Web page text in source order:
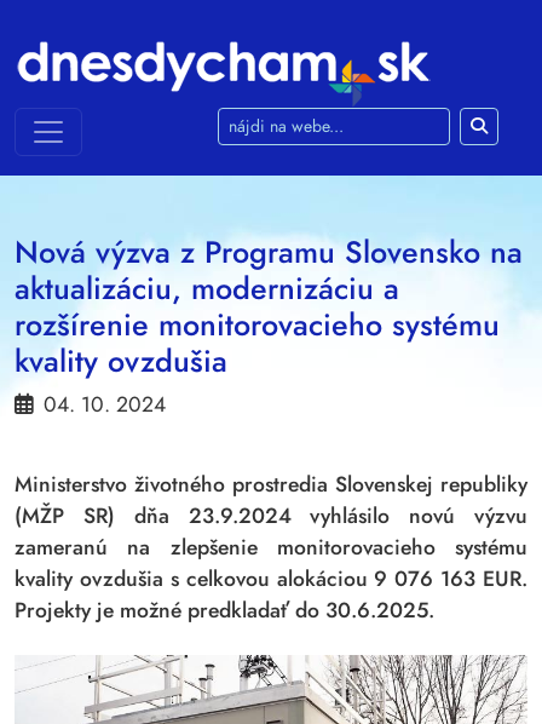
Používame cookies
Táto webová lokalita používa súbory cookie a
stránky,pre lepší zážitok na webe ,na meranie
vášho záujmu o naše produkty a služby a na
prispôsobenie marketingových interakcií
, na
zobrazovanie reklám ktoré sú pre vás
relevantnejšie.
Odmietam
Zmeniť moje nastavenia
Nová výzva z Programu Slovensko na
aktualizáciu, modernizáciu a
rozšírenie monitorovacieho systému
kvality ovzdušia
04. 10. 2024
Ministerstvo životného prostredia Slovenskej republiky
(MŽP SR) dňa 23.9.2024 vyhlásilo novú výzvu
zameranú na zlepšenie monitorovacieho systému
kvality ovzdušia s celkovou alokáciou 9 076 163 EUR.
Projekty je možné predkladať do 30.6.2025.